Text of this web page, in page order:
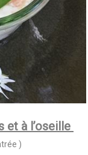
et à l’oseille
)